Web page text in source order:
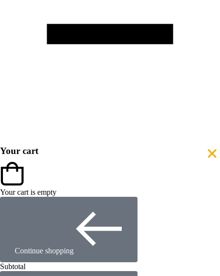
Your cart
Your cart is empty
Continue shopping
Subtotal